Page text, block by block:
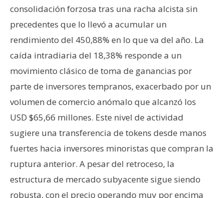
R
e
c
r
s
o
s
C
o
t
a
c
consolidación forzosa tras una racha alcista sin
precedentes que lo llevó a acumular un
rendimiento del 450,88% en lo que va del año. La
caída intradiaria del 18,38% responde a un
movimiento clásico de toma de ganancias por
parte de inversores tempranos, exacerbado por un
volumen de comercio anómalo que alcanzó los
USD $65,66 millones. Este nivel de actividad
sugiere una transferencia de tokens desde manos
fuertes hacia inversores minoristas que compran la
ruptura anterior. A pesar del retroceso, la
estructura de mercado subyacente sigue siendo
robusta, con el precio operando muy por encima